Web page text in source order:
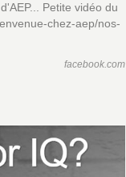
Petite vidéo du
chez-aep/nos-
facebook.com